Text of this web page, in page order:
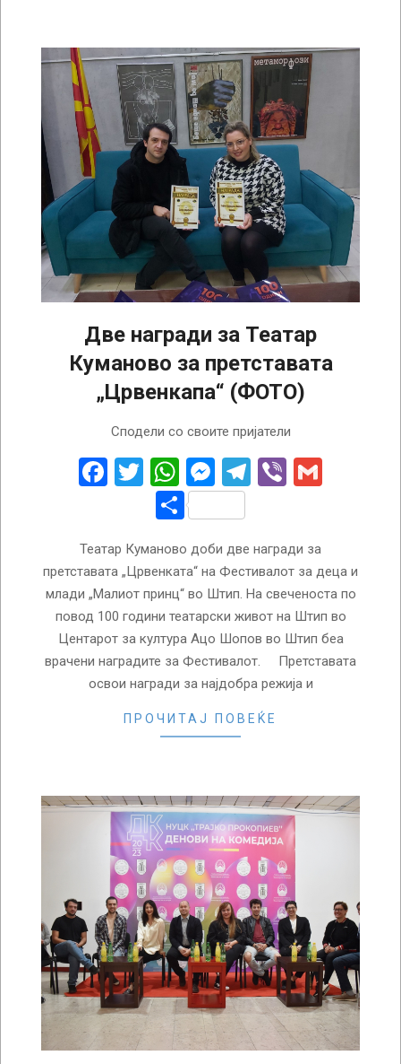
Две награди за Театар
Куманово за претставата
„Црвенкапа“ (ФОТО)
Сподели со своите пријатели
Facebook
Twitter
WhatsApp
Messenger
Telegram
Viber
Share
Театар Куманово доби две награди за
претставата „Црвенката“ на Фестивалот за деца и
млади „Малиот принц“ во Штип. На свеченоста по
повод 100 години театарски живот на Штип во
Центарот за култура Ацо Шопов во Штип беа
врачени наградите за Фестивалот. Претставата
освои награди за најдобра режија и
ПРОЧИТАЈ ПОВЕЌЕ